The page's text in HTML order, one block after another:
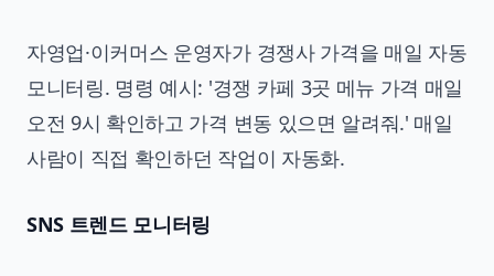
자영업·이커머스 운영자가 경쟁사 가격을 매일 자동
모니터링. 명령 예시: '경쟁 카페 3곳 메뉴 가격 매일
오전 9시 확인하고 가격 변동 있으면 알려줘.' 매일
사람이 직접 확인하던 작업이 자동화.
SNS 트렌드 모니터링